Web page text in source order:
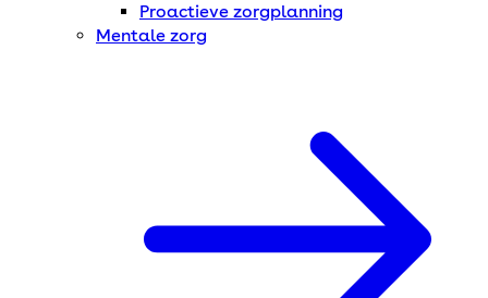
Proactieve zorgplanning
Mentale zorg